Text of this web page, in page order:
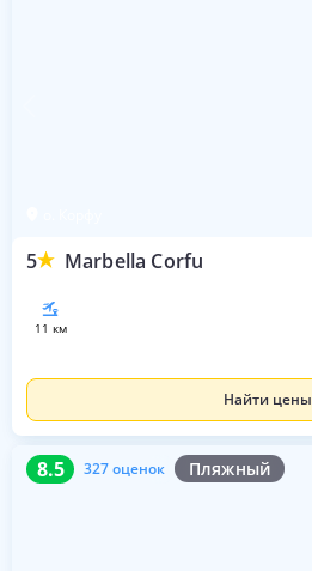
5 Marbella Corfu
11 км
Найти цены
8.5 327 оценок Пляжный
8.5 327 оценок